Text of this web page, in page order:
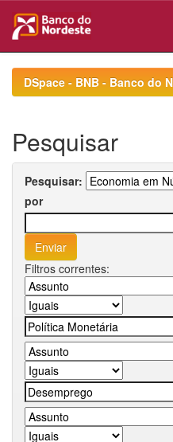
navigationDSpace - BNB - Banco do
Pesquisar
Pesquisar:
por
Filtros correntes: